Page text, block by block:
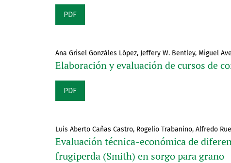
PDF
Ana Grisel Gonzáles López, Jeffery W. Bentley, Miguel
Elaboración y evaluación de cursos de
PDF
Luis Aberto Cañas Castro, Rogelio Trabanino, Alfredo
Evaluación técnica-económica de
frugiperda (Smith) en sorgo para grano